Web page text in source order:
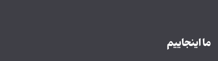
ما اینجاییم